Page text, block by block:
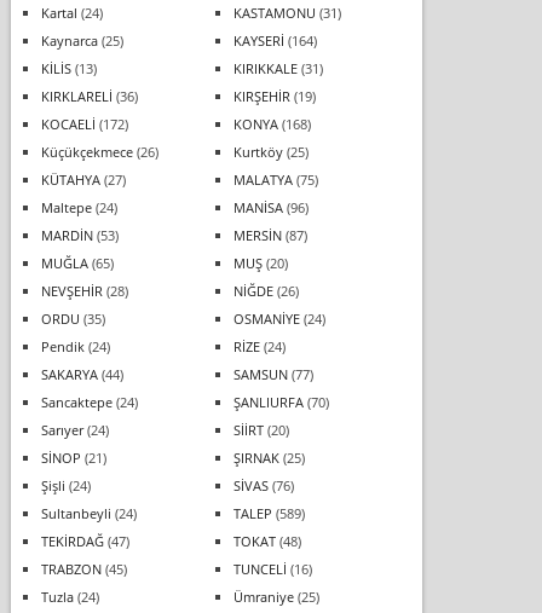
Kartal (24) KASTAMONU (31)
Kaynarca(25) KAYSERİ (164)
KİLİS(13) KIRIKKALE(31)
KIRKLARELİ (36) KIRŞEHİR (19)
KOCAELİ (172) KONYA(168)
Küçükçekmece(26) Kurtköy(25)
KÜTAHYA(27) MALATYA(75)
Maltepe(24) MANİSA(96)
MARDİN(53) MERSİN(87)
MUĞLA(65) MUŞ(20)
NEVŞEHİR (28) NİĞDE(26)
ORDU (35) OSMANİYE(24)
Pendik(24) RİZE(24)
SAKARYA(44) SAMSUN(77)
Sancaktepe(24) ŞANLIURFA(70)
Sarıyer(24) SİİRT(20)
SİNOP (21) ŞIRNAK(25)
Şişli (24) SİVAS(76)
Sultanbeyli (24) TALEP (589)
TEKİRDAĞ(47) TOKAT(48)
TRABZON(45) TUNCELİ (16)
Tuzla(24) Ümraniye(25)